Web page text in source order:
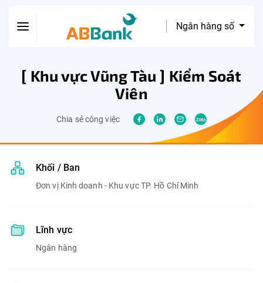
Ngân hàng số
[ Khu vực Vũng Tàu ] Kiểm Soát
Viên
Chia sẻ công việc
Khối / Ban
Đơn vị Kinh doanh - Khu vực TP. Hồ Chí Minh
Lĩnh vực
Ngân hàng